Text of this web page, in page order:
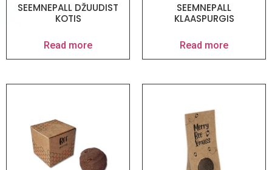
SEEMNEPALL DŽUUDIST
KOTIS
Read more
SEEMNEPALL
KLAASPURGIS
Read more